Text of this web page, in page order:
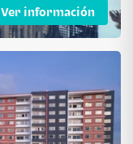
Ver información